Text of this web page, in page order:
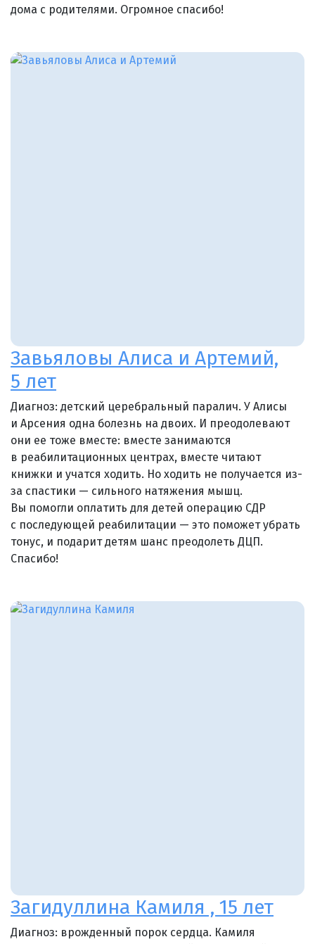
дома с родителями. Огромное спасибо!
Завьяловы Алиса и Артемий,
5 лет
Диагноз: детский церебральный паралич. У Алисы
и Арсения одна болезнь на двоих. И преодолевают
они ее тоже вместе: вместе занимаются
в реабилитационных центрах, вместе читают
книжки и учатся ходить. Но ходить не получается из-
за спастики — сильного натяжения мышц.
Вы помогли оплатить для детей операцию СДР
с последующей реабилитации — это поможет убрать
тонус, и подарит детям шанс преодолеть ДЦП.
Спасибо!
Загидуллина Камиля , 15 лет
Диагноз: врожденный порок сердца. Камиля